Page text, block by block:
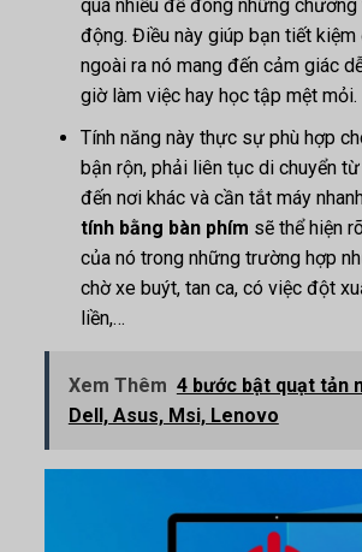
quá nhiều để đóng những
động. Điều này giúp bạn tiết
ngoài ra nó mang đến cảm giác
giờ làm việc hay học tập mệt mỏi.
Tính năng này thực sự phù hợp
bận rộn, phải liên tục di chuyển
đến nơi khác và cần tắt máy
tính bằng bàn phím sẽ thể hiện
của nó trong những trường hợp
chờ xe buýt, tan ca, có việc đột
liền,…
Xem Thêm 4 bước bật quạt tản
Dell, Asus, Msi, Lenovo